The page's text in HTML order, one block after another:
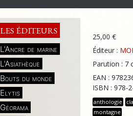
LES ÉDITEURS
L'Ancre de marine
L'Asiathèque
Bouts du monde
Elytis
Géorama
25,00 €
Éditeur :
Parution : 7
EAN :
ISBN : 978-
anthologie
montagne